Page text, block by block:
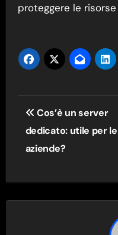
proteggere le risorse
Navigazione
articoli
Cos’è un server
dedicato: utile per le
aziende?